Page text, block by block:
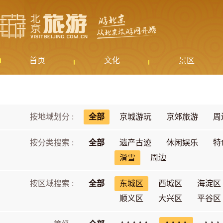
首页 文化 景区
按地域划分 : 全部 京城游玩 京郊旅游 周
按分类搜索 : 全部 遗产古迹 休闲娱乐
特
滑雪
周边
按区域搜索 : 全部 东城区 西城区
海淀区
顺义区
大兴区 平谷区